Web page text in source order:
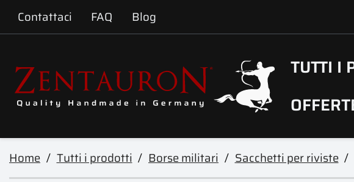
Contattaci FAQ Blog
TUTTI I
Home Tutti i prodotti Borse militari Sacchetti per riviste